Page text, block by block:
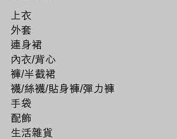
上衣
外套
連身裙
內衣/背心
褲/半截裙
襪/絲襪/貼身褲/彈力褲
手袋
配飾
生活雜貨